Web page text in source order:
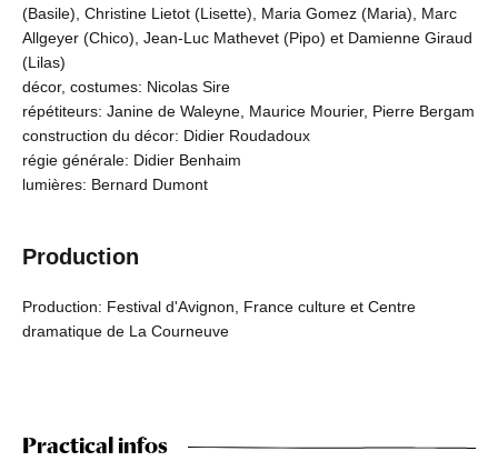
(Basile), Christine Lietot (Lisette), Maria Gomez (Maria), Marc
Allgeyer (Chico), Jean-Luc Mathevet (Pipo) et Damienne Giraud
(Lilas)
décor, costumes: Nicolas Sire
répétiteurs: Janine de Waleyne, Maurice Mourier, Pierre Bergam
construction du décor: Didier Roudadoux
régie générale: Didier Benhaim
lumières: Bernard Dumont
Production
Production: Festival d'Avignon, France culture et Centre
dramatique de La Courneuve
Practical infos